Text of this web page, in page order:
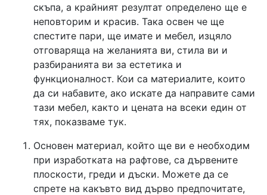
скъпа, а крайният резултат определено ще е
неповторим и красив. Така освен че ще
спестите пари, ще имате и мебел, изцяло
отговаряща на желанията ви, стила ви и
разбиранията ви за естетика и
функционалност. Кои са материалите, които
да си набавите, ако искате да направите сами
тази мебел, както и цената на всеки един от
тях, показваме тук.
Основен материал, който ще ви е необходим
при изработката на рафтове, са дървените
плоскости, греди и дъски. Можете да се
спрете на какъвто вид дърво предпочитате,